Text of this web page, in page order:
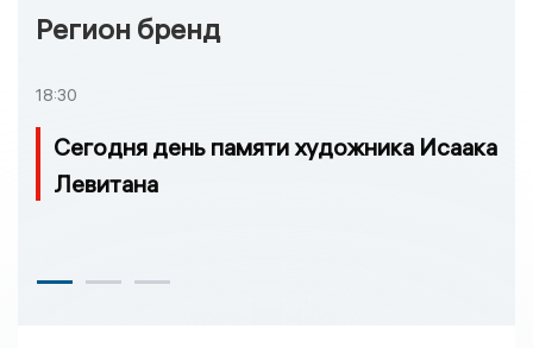
Регион бренд
18:30
Сегодня день памяти художника Исаака
Левитана